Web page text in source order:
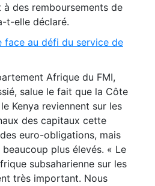
à des remboursements de
t-elle déclaré.
face au défi du service de
Afrique du FMI,
salue le fait que la Côte
Kenya reviennent sur les
des capitaux cette
euro-obligations, mais
plus élevés. « Le
subsaharienne sur les
très important. Nous